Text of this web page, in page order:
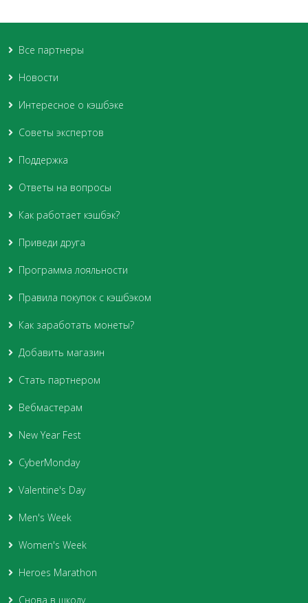
Все партнеры
Новости
Интересное о кэшбэке
Советы экспертов
Поддержка
Ответы на вопросы
Как работает кэшбэк?
Приведи друга
Программа лояльности
Правила покупок с кэшбэком
Как заработать монеты?
Добавить магазин
Стать партнером
Вебмастерам
New Year Fest
CyberMonday
Valentine's Day
Men's Week
Women's Week
Heroes Marathon
Снова в школу